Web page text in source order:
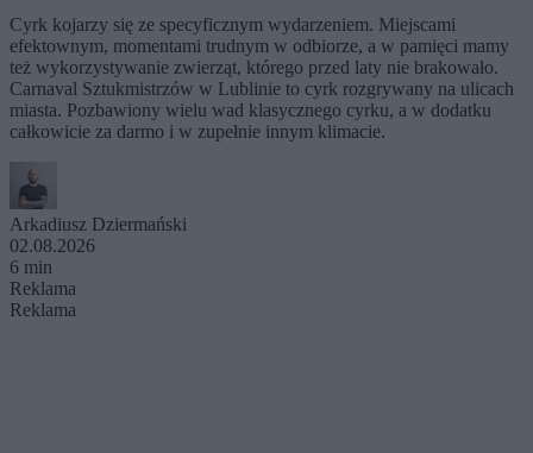
Cyrk kojarzy się ze specyficznym wydarzeniem. Miejscami
efektownym, momentami trudnym w odbiorze, a w pamięci mamy
też wykorzystywanie zwierząt, którego przed laty nie brakowało.
Carnaval Sztukmistrzów w Lublinie to cyrk rozgrywany na ulicach
miasta. Pozbawiony wielu wad klasycznego cyrku, a w dodatku
całkowicie za darmo i w zupełnie innym klimacie.
Arkadiusz Dziermański
02.08.2026
6 min
Reklama
Reklama